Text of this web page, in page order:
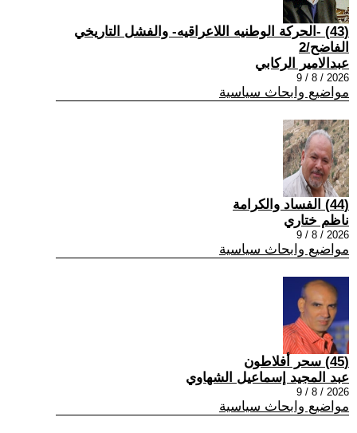
(43) -الحركة الوطنيه اللاعراقيه- والفشل التاريخي
الفاضح/2
عبدالامير الركابي
2026 / 8 / 9
مواضيع وابحاث سياسية
(44) الفساد والكرامة
ناظم ختاري
2026 / 8 / 9
مواضيع وابحاث سياسية
(45) سحر أفلاطون
عبد المجيد إسماعيل الشهاوي
2026 / 8 / 9
مواضيع وابحاث سياسية